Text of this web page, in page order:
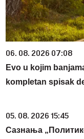
06. 08. 2026 07:08
Evo u kojim
kompletan spisak
05. 08. 2026 15:45
Сазнања